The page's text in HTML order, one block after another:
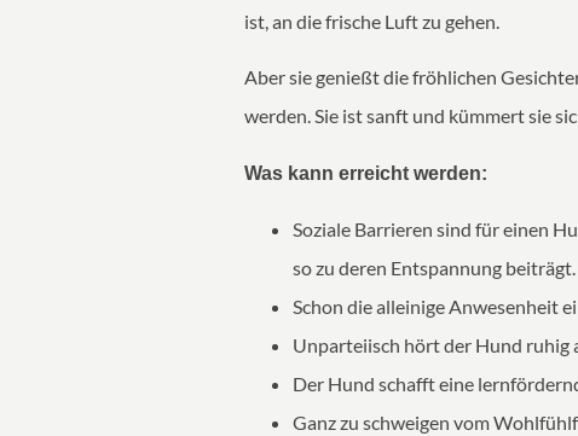
ist, an die frische Luft zu gehen.
Aber sie genießt die fröhlichen
werden. Sie ist sanft und kümmert sie
Was kann erreicht werden:
Soziale Barrieren sind für einen
so zu deren Entspannung beiträgt.
Schon die alleinige Anwesenheit
Unparteiisch hört der Hund ruhig
Der Hund schafft eine
Ganz zu schweigen vom